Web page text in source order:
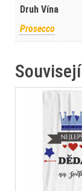
Druh Vína
Prosecco